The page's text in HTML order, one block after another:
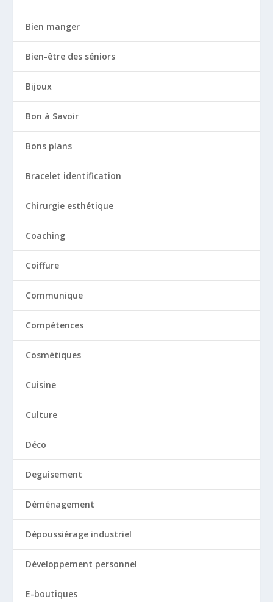
Bien manger
Bien-être des séniors
Bijoux
Bon à Savoir
Bons plans
Bracelet identification
Chirurgie esthétique
Coaching
Coiffure
Communique
Compétences
Cosmétiques
Cuisine
Culture
Déco
Deguisement
Déménagement
Dépoussiérage industriel
Développement personnel
E-boutiques